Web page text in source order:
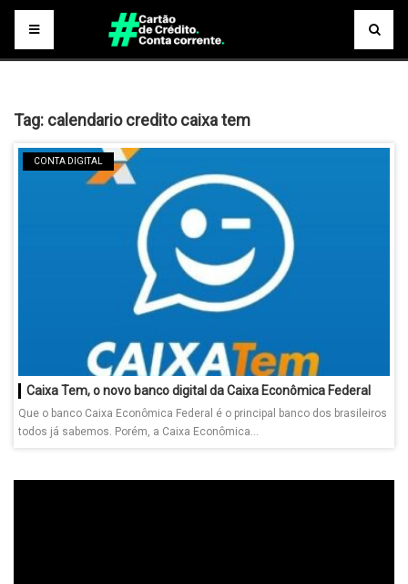
Tag: calendario credito caixa tem
CONTA DIGITAL
Caixa Tem, o novo banco digital da Caixa Econômica Federal
Que o banco Caixa Econômica Federal é o principal banco dos brasileiros
todos já sabemos. Porém, a Caixa Econômica...